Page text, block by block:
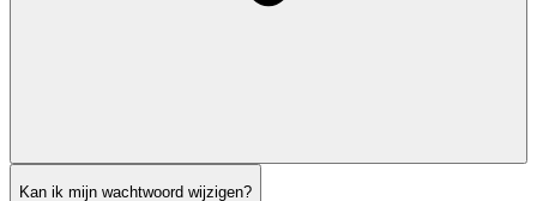
Kan ik mijn wachtwoord wijzigen?